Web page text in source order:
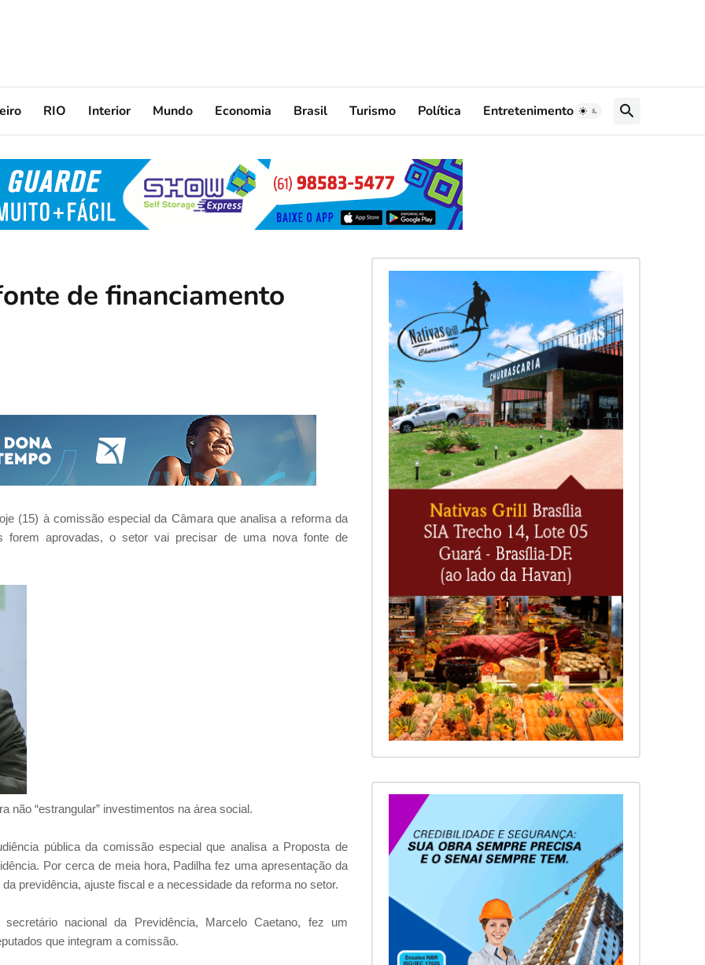
RIO Interior Mundo Economia Brasil Turismo Política Entretenimento
de financiamento
(15) à comissão especial da Câmara que analisa a reforma da
forem aprovadas, o setor vai precisar de uma nova fonte de
não “estrangular” investimentos na área social.
pública da comissão especial que analisa a Proposta de
Por cerca de meia hora, Padilha fez uma apresentação da
previdência, ajuste fiscal e a necessidade da reforma no setor.
nacional da Previdência, Marcelo Caetano, fez um
que integram a comissão.